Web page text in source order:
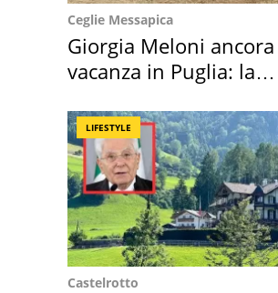
Ceglie Messapica
Giorgia Meloni
vacanza in Puglia: la
LIFESTYLE
Castelrotto